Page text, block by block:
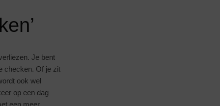
Je bent
checken. Of je zit
ook wel
op een dag
een meer